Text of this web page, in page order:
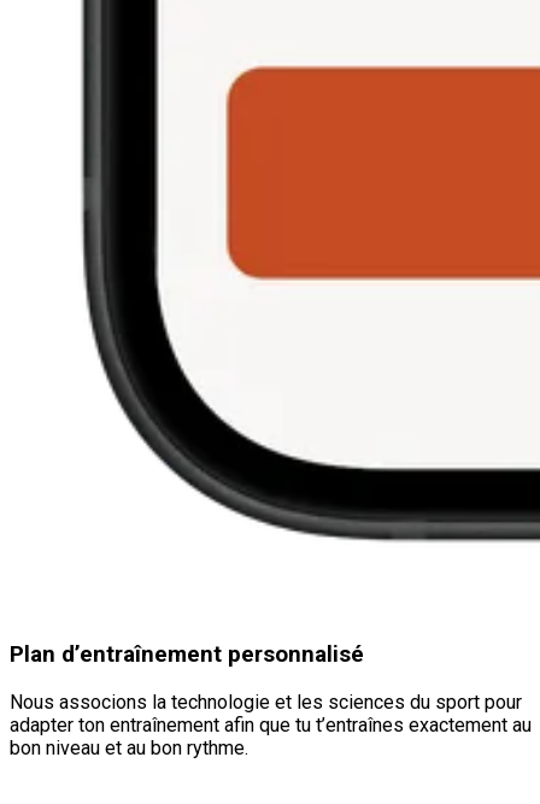
Plan d’entraînement personnalisé
Nous associons la technologie et les sciences du sport pour
adapter ton entraînement afin que tu t’entraînes exactement au
bon niveau et au bon rythme.